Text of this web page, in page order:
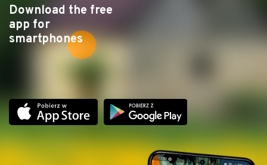
Download the free
app for
smartphones